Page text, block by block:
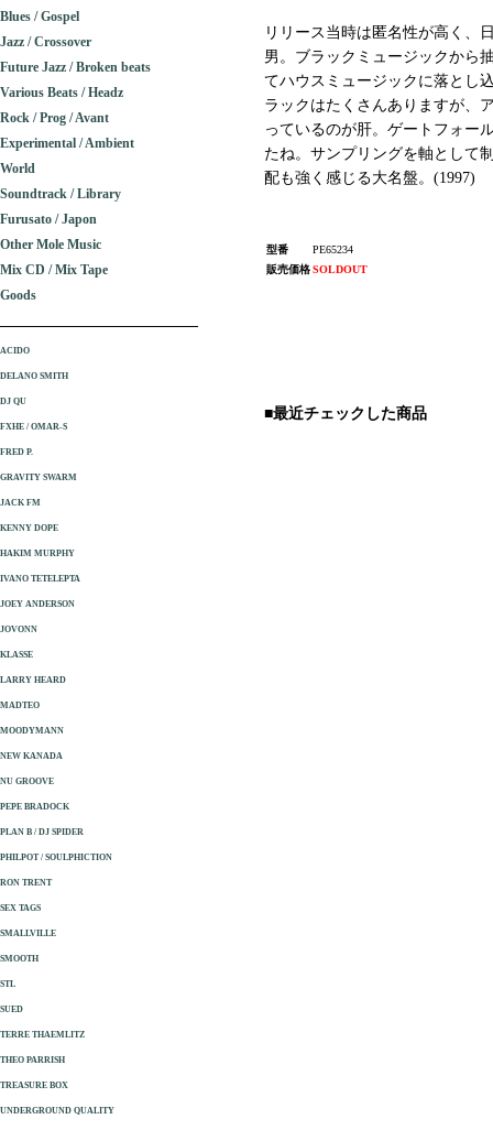
リリース当時は匿名性が高く、
男。ブラックミュージックから
てハウスミュージックに落とし
ラックはたくさんありますが、
っているのが肝。ゲートフォー
たね。サンプリングを軸として
配も強く感じる大名盤。(1997)
型番
PE65234
販売価格SOLDOUT
■最近チェックした商品
Blues / Gospel
Jazz / Crossover
Future Jazz / Broken beats
Various Beats / Headz
Rock / Prog / Avant
Experimental / Ambient
World
Soundtrack / Library
Furusato / Japon
Other Mole Music
Mix CD / Mix Tape
Goods
ACIDO
DELANO SMITH
DJ QU
FXHE / OMAR-S
FRED P.
GRAVITY SWARM
JACK FM
KENNY DOPE
HAKIM MURPHY
IVANO TETELEPTA
JOEY ANDERSON
JOVONN
KLASSE
LARRY HEARD
MADTEO
MOODYMANN
NEW KANADA
NU GROOVE
PEPE BRADOCK
PLAN B / DJ SPIDER
PHILPOT / SOULPHICTION
RON TRENT
SEX TAGS
SMALLVILLE
SMOOTH
STL
SUED
TERRE THAEMLITZ
THEO PARRISH
TREASURE BOX
UNDERGROUND QUALITY